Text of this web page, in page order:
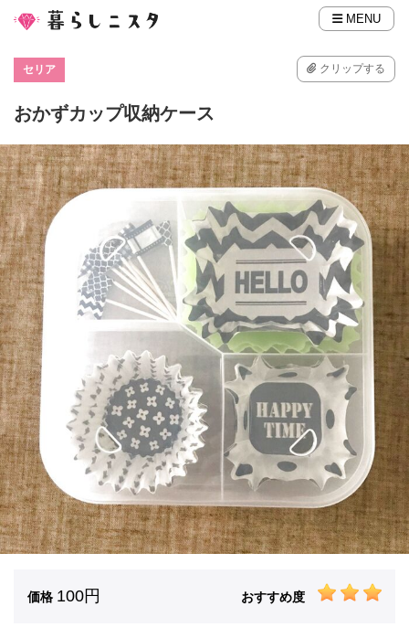
MENU
セリア クリップする
おかずカップ収納ケース
価格 100円 おすすめ度